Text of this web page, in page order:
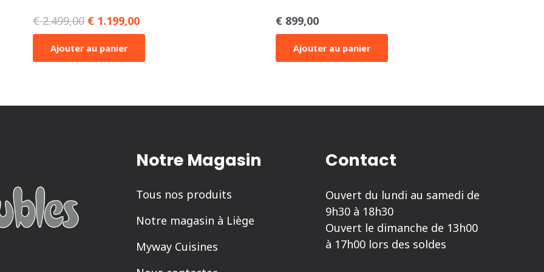
€2.499,00 Le
prix
initial
€ 1.199,00
prix
actuel
Ajouter au panier
€ 899,00
Ajouter au panier
Notre Magasin
Tous nos produits
Notre magasin à Liège
Myway Cuisines
Contact
Ouvert du lundi au samedi de
9h30 à 18h30
Ouvert le dimanche de 13h00
à 17h00 lors des soldes